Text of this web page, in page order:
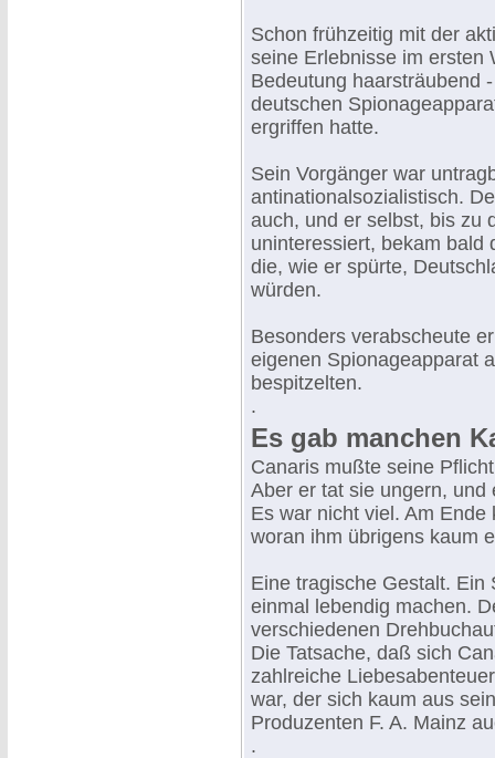
Schon frühzeitig mit der
seine Erlebnisse im ersten
Bedeutung haarsträubend
deutschen
ergriffen hatte.
Sein Vorgänger war
antinationalsozialistisch.
auch, und er selbst, bis zu
uninteressiert, bekam bald
die, wie er spürte,
würden.
Besonders verabscheute
eigenen Spionageapparat
bespitzelten.
.
Es gab manchen
Canaris mußte seine
Aber er tat sie ungern, und
Es war nicht viel. Am
woran ihm übrigens kaum
Eine tragische Gestalt. Ein
einmal lebendig machen.
verschiedenen
Die Tatsache, daß sich
zahlreiche
war, der sich kaum aus
Produzenten F. A. Mainz
.